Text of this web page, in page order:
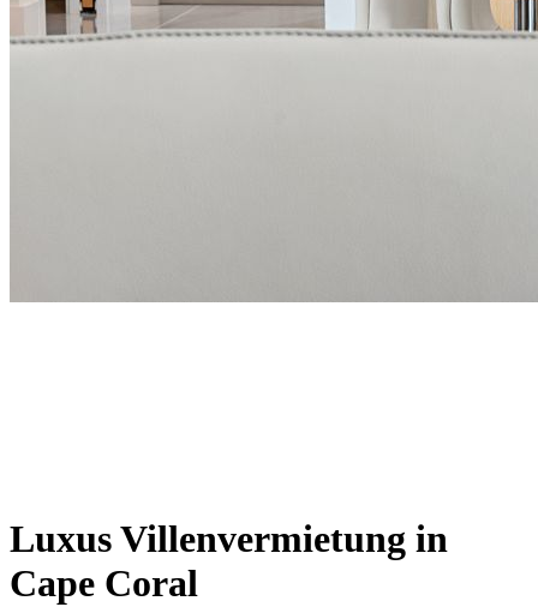
Luxus Villenvermietung in
Cape Coral